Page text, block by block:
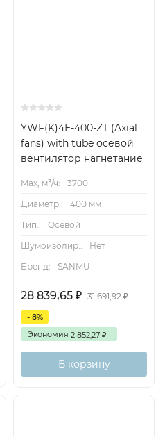
YWF(K)4Е-400-ZT (Axial
fans) with tube осевой
вентилятор нагнетание
Max, м³/ч:
3700
Диаметр.:
400 мм
Тип.:
Осевой
Шумоизолир.:
Нет
Бренд:
SANMU
28 839,65 ₽ 31 691,92₽
- 8%
Экономия 2 852,27 ₽
В корзину